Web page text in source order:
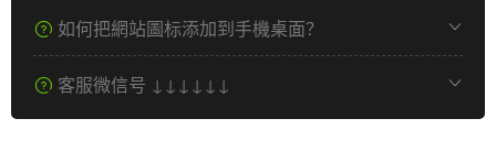
如何把網站圖标添加到手機桌面？
客服微信号 ↓↓↓↓↓↓